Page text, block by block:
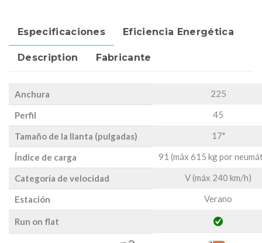
Especificaciones Eficiencia Energética
Description Fabricante
Anchura 225
Perfil 45
Tamaño de la llanta (pulgadas) 17"
Índice de carga 91 (máx 615 kg por
Categoría de velocidad V (máx 240 km/h)
Estación Verano
Run on flat